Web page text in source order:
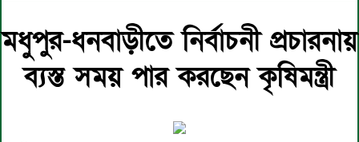
মধুপুর-ধনবাড়ীতে নির্বাচনী প্রচারনায়
ব্যস্ত সময় পার করছেন কৃষিমন্ত্রী